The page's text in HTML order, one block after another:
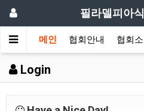
필라델피아
메인 협회안내 협회
Login